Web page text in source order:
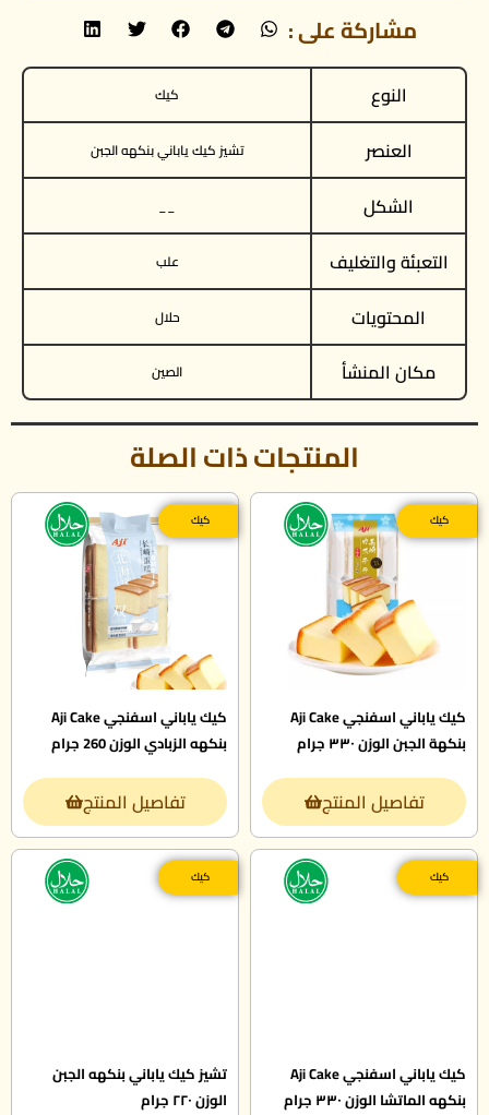
مشاركة على :
النوع كيك
العنصر تشيز كيك ياباني بنكهه الجبن
الشكل __
التعبئة والتغليف علب
المحتويات حلال
مكان المنشأ الصين
المنتجات ذات الصلة
كيك
كيك ياباني اسفنجي Aji Cake
بنكهة الجبن الوزن ٣٣٠ جرام
تفاصيل المنتج
كيك
كيك ياباني اسفنجي Aji Cake
بنكهه الزبادي الوزن 260 جرام
تفاصيل المنتج
كيك
كيك ياباني اسفنجي Aji Cake
بنكهه الماتشا الوزن ٣٣٠ جرام
كيك
تشيز كيك ياباني بنكهه الجبن
الوزن ٢٢٠ جرام